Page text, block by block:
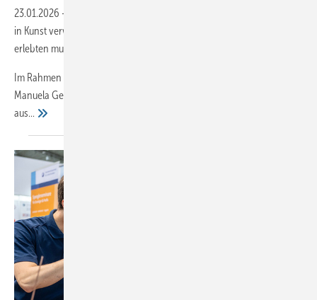
23.01.2026 -
in Kunst verwandeln. Frust abbauen oder die Muse küssen. Das
erlebten mutige Spengler Anfang der Woche in Tirol
Im Rahmen der „Kreativen Metallwerkstatt“ vermittelte Bildhauerin
Manuela Geugelin in der Schulungswerkstatt von Eisenkies, wie
aus...